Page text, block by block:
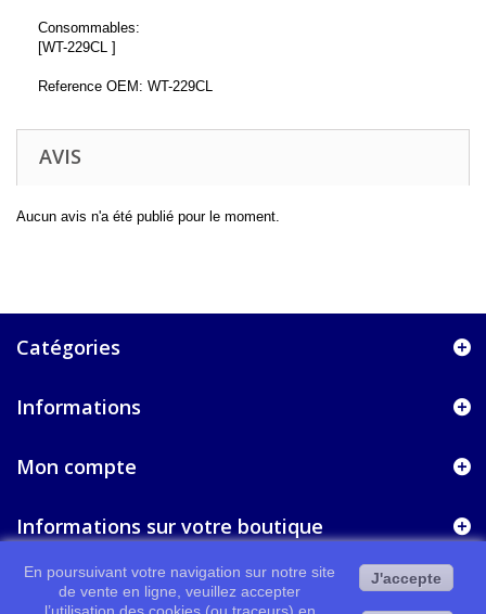
Consommables:
[WT-229CL ]
Reference OEM: WT-229CL
AVIS
Aucun avis n'a été publié pour le moment.
Catégories
Informations
Mon compte
Informations sur votre boutique
En poursuivant votre navigation sur notre site
de vente en ligne, veuillez accepter
J'accepte